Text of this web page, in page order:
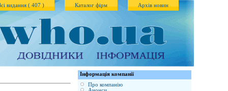
Архів новин
Каталог фірм
видання ( 407 )
Iнформація компанії
Про компанію